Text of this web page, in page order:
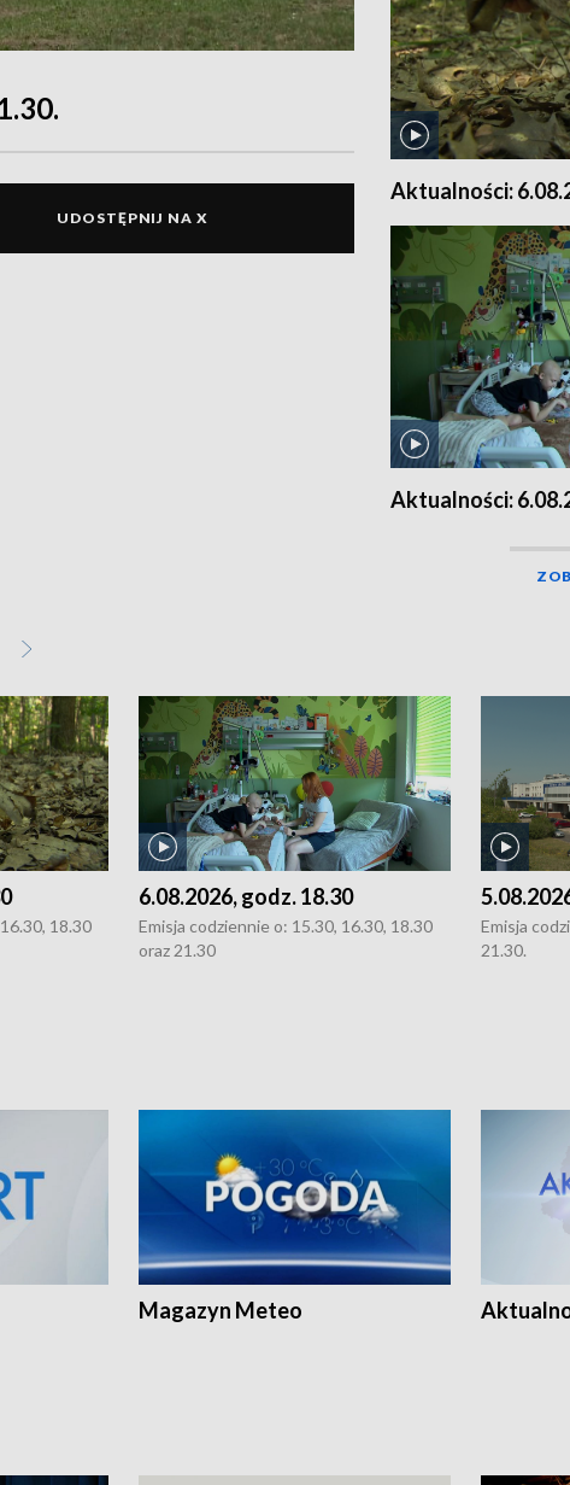
UDOSTĘPNIJ NA X
Aktualności:
Aktualności:
18.30
6.08.2026, godz. 18.30
Emisja codziennie o: 15.30, 16.30, 18.30
oraz 21.30
Emisja
21.30.
Magazyn Meteo